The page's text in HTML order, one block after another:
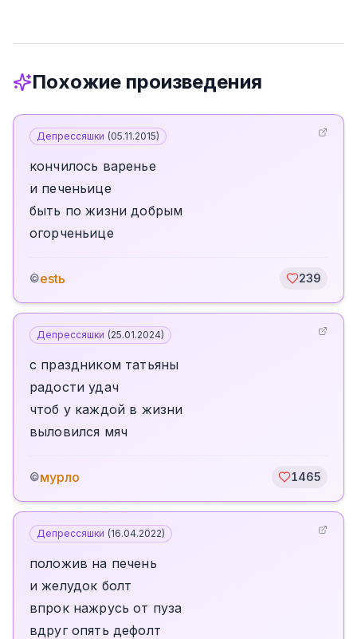
Похожие произведения
Депрессяшки (05.11.2015)
кончилось варенье
и печеньице
быть по жизни добрым
огорченьице
©estь 239
Депрессяшки (25.01.2024)
с праздником татьяны
радости удач
чтоб у каждой в жизни
выловился мяч
©мурло 1465
Депрессяшки (16.04.2022)
положив на печень
и желудок болт
впрок нажрусь от пуза
вдруг опять дефолт